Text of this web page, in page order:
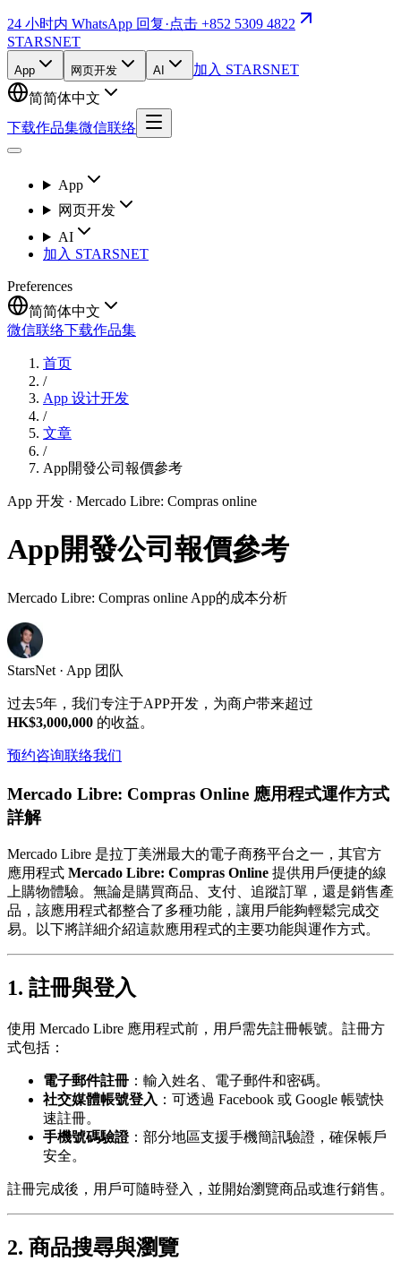
24 小时内 WhatsApp 回复·点击 +852 5309 4822
STARSNET
App 网页开发 AI
加入 STARSNET
简简体中文
下载作品集微信联络
App
网页开发
AI
加入 STARSNET
Preferences
简简体中文
微信联络下载作品集
首页
/
App 设计开发
/
文章
/
App開發公司報價參考
App 开发 · Mercado Libre: Compras online
App開發公司報價參考
Mercado Libre: Compras online App的成本分析
StarsNet · App 团队
过去5年，我们专注于APP开发，为商户带来超过
HK$3,000,000 的收益。
预约咨询联络我们
Mercado Libre: Compras Online 應用程式運作方式
詳解
Mercado Libre 是拉丁美洲最大的電子商務平台之一，其官方
應用程式 Mercado Libre: Compras Online 提供用戶便捷的線
上購物體驗。無論是購買商品、支付、追蹤訂單，還是銷售產
品，該應用程式都整合了多種功能，讓用戶能夠輕鬆完成交
易。以下將詳細介紹這款應用程式的主要功能與運作方式。
1. 註冊與登入
使用 Mercado Libre 應用程式前，用戶需先註冊帳號。註冊方
式包括：
電子郵件註冊 ：輸入姓名、電子郵件和密碼。
社交媒體帳號登入 ：可透過 Facebook 或 Google 帳號快
速註冊。
手機號碼驗證：部分地區支援手機簡訊驗證，確保帳戶
安全。
註冊完成後，用戶可隨時登入，並開始瀏覽商品或進行銷售。
2. 商品搜尋與瀏覽